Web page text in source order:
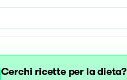
Cerchi ricette per la dieta?